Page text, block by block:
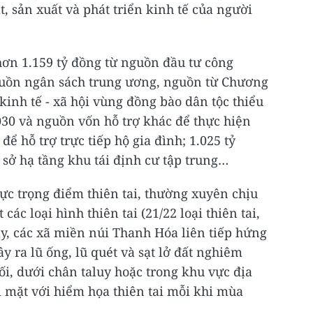
sản xuất và phát triển kinh tế của người
1.159 tỷ đồng từ nguồn đầu tư công
ngân sách trung ương, nguồn từ Chương
tế - xã hội vùng đồng bào dân tộc thiểu
và nguồn vốn hỗ trợ khác để thực hiện
hỗ trợ trực tiếp hộ gia đình; 1.025 tỷ
hạ tầng khu tái định cư tập trung…
trọng điểm thiên tai, thường xuyên chịu
các loại hình thiên tai (21/22 loại thiên tai,
các xã miền núi Thanh Hóa liên tiếp hứng
ra lũ ống, lũ quét và sạt lở đất nghiêm
dưới chân taluy hoặc trong khu vực địa
mặt với hiểm họa thiên tai mỗi khi mùa